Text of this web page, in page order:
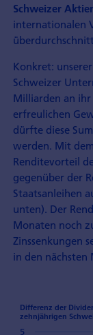
Schweizer
internationalen
Konkret:
Schweizer
Milliarden an
erfreulichen
dürfte diese
werden. Mit
Renditevorteil
gegenüber der
Staatsanleihen
unten). Der
Monaten noch
Zinssenkungen
in den nächsten
Differenz der
zehnjährigen
5